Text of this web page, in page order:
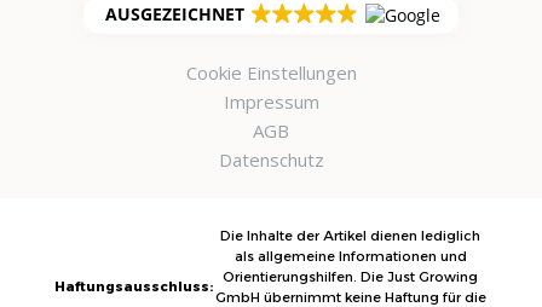
AUSGEZEICHNET
Cookie Einstellungen
Impressum
AGB
Datenschutz
Haftungsausschluss:
Die Inhalte der Artikel dienen lediglich
als allgemeine Informationen und
Orientierungshilfen. Die Just Growing
GmbH übernimmt keine Haftung für die